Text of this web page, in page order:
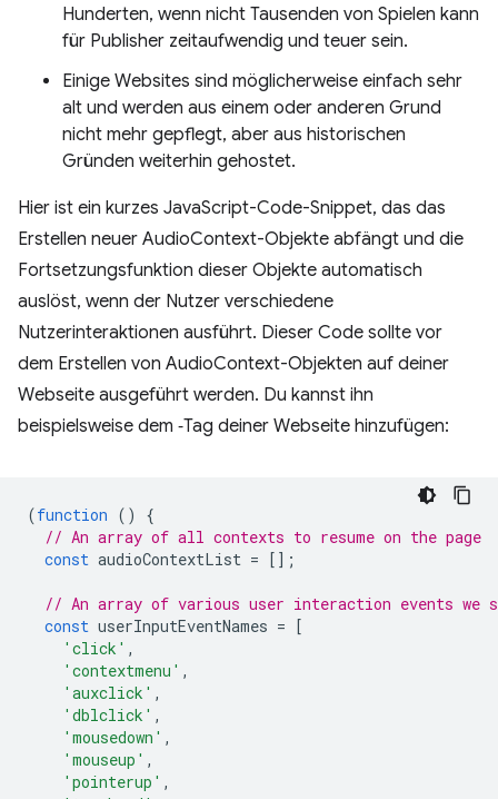
Hunderten, wenn nicht Tausenden von Spielen kann
für Publisher zeitaufwendig und teuer sein.
Einige Websites sind möglicherweise einfach sehr
alt und werden aus einem oder anderen Grund
nicht mehr gepflegt, aber aus historischen
Gründen weiterhin gehostet.
Hier ist ein kurzes JavaScript-Code-Snippet, das das
Erstellen neuer AudioContext-Objekte abfängt und die
Fortsetzungsfunktion dieser Objekte automatisch
auslöst, wenn der Nutzer verschiedene
Nutzerinteraktionen ausführt. Dieser Code sollte vor
dem Erstellen von AudioContext-Objekten auf deiner
Webseite ausgeführt werden. Du kannst ihn
beispielsweise dem ‑Tag deiner Webseite hinzufügen:
(function ()
{
// An array of all contexts to resume on the page
const audioContextList = [];
// An array of various user interaction events we
const userInputEventNames = [
'click' ,
'contextmenu' ,
'auxclick' ,
'dblclick' ,
'mousedown' ,
'mouseup' ,
'pointerup' ,